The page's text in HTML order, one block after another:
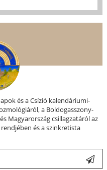
és a Csízió kalendáriumi-
a Boldogasszony-
Magyarország csillagzatáról az
és a szinkretista